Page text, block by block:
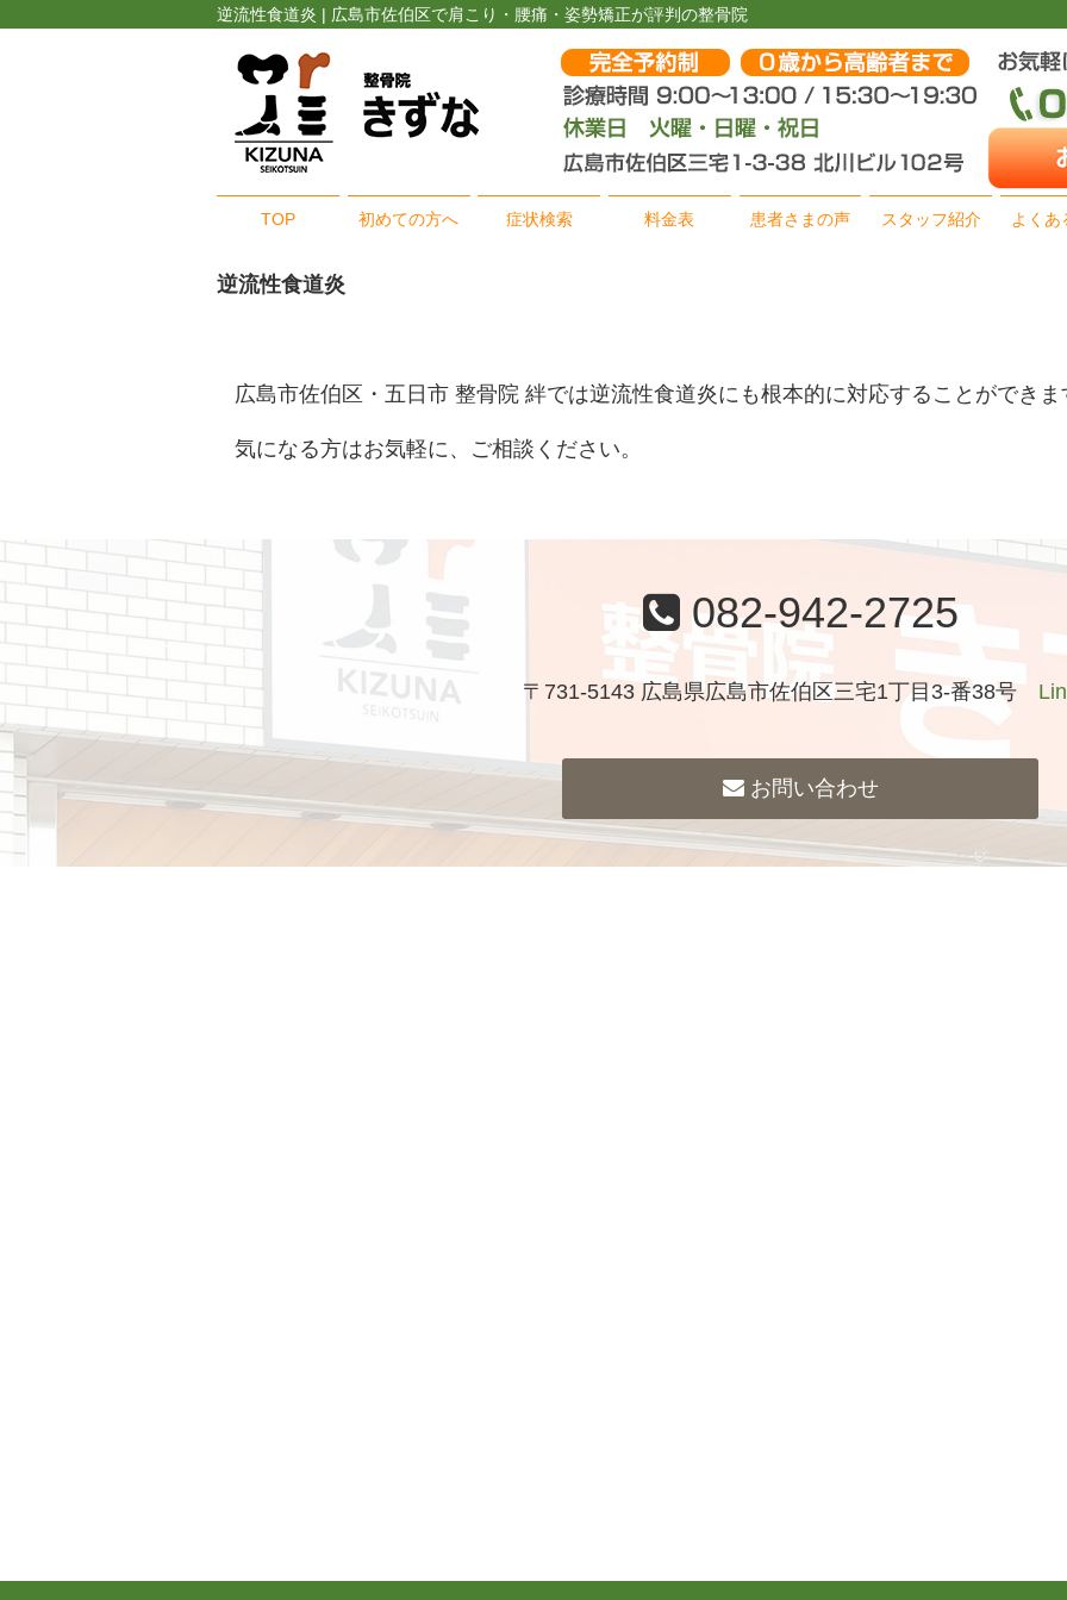
逆流性食道炎 | 広島市佐伯区で肩こり・腰痛・姿勢矯正が評判の整骨院
TOP 初めての方へ 症状検索 料金表 患者さまの声 スタッフ紹介 よくあ
逆流性食道炎
広島市佐伯区・五日市 整骨院 絆では逆流性食道炎にも根本的に対応することができま
気になる方はお気軽に、ご相談ください。
082-942-2725
〒731-5143 広島県広島市佐伯区三宅1丁目3-番38号
お問い合わせ